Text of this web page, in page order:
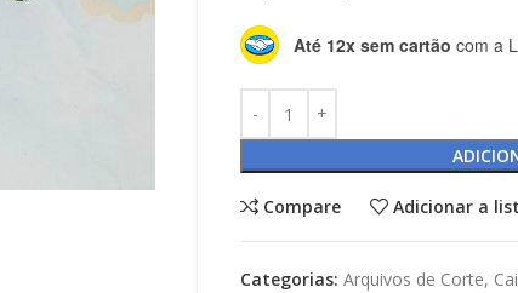
Até 12x sem cartão com a
Compare Adicionar a
Categorias: Arquivos de Corte,